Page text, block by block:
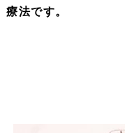
療法です。